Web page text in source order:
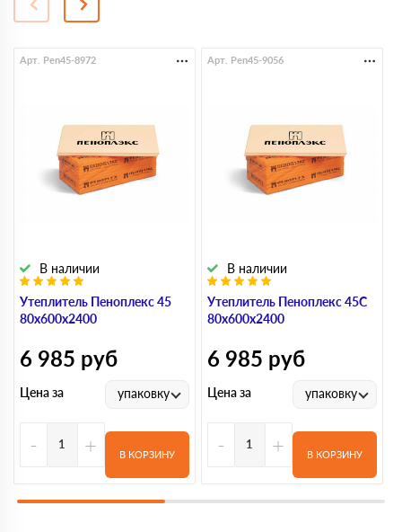
Утеплитель Пеноплекс 45
80х600х2400
В наличии
Арт. Pen45-8972
6 985 руб
Цена за упаковку
- + В КОРЗИНУ
Утеплитель Пеноплекс 45С
80х600х2400
В наличии
Арт. Pen45-9056
6 985 руб
Цена за упаковку
- + В КОРЗИНУ